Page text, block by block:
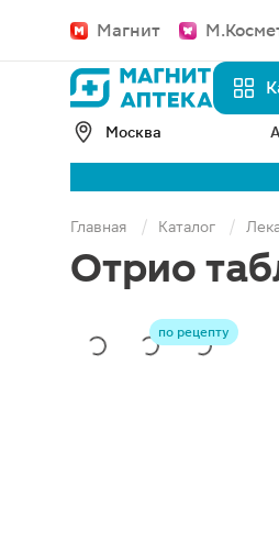
Магнит
Москва
Главная Каталог
Отрио
по рецепту